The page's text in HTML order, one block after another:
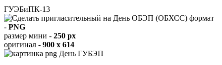
ГУЭБиПК-13
формат
- PNG
размер мини - 250 px
оригинал - 900 x 614